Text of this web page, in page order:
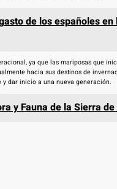
de los españoles
ya que las mariposas que
hacia sus destinos de
dar inicio a una nueva generación.
y Fauna de la Sierra